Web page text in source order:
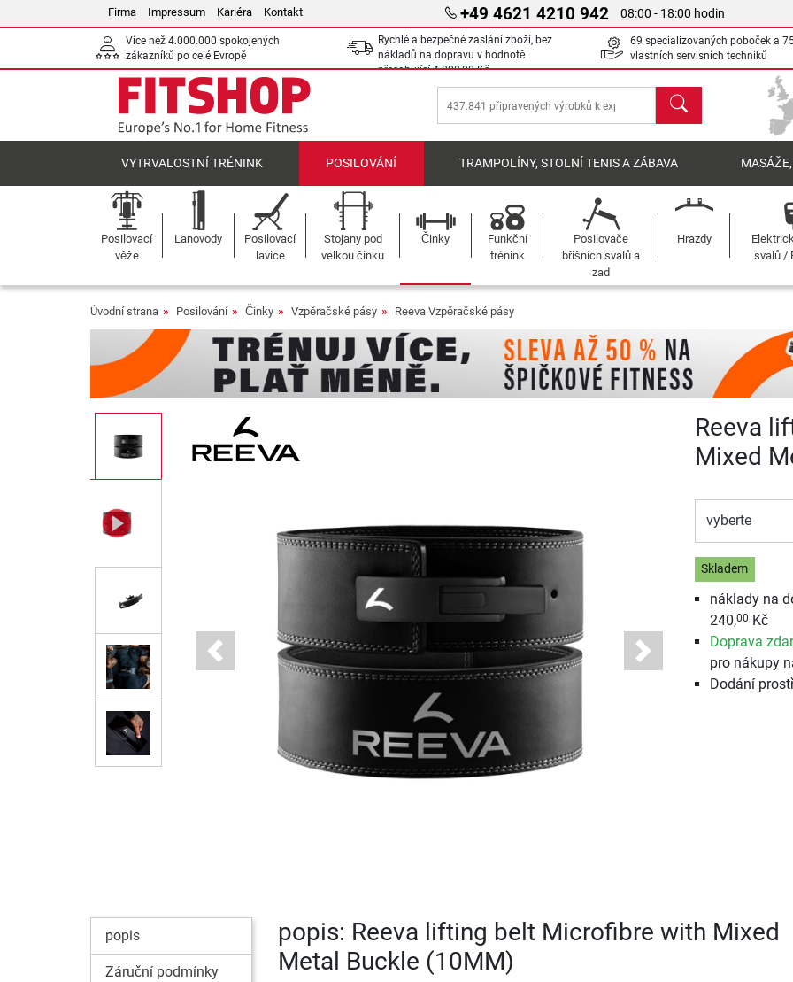
Firma Impressum Kariéra Kontakt +49 4621 4210 942 08:00 - 18:00 hodin
Více než 4.000.000 spokojených
zákazníků po celé Evropě
Rychlé a bezpečné zaslání zboží, bez
nákladů na dopravu v hodnotě
přesahující4 000,00 Kč
69 specializovaných poboček a
vlastních servisních techniků
Hledat
VYTRVALOSTNÍ TRÉNINK POSILOVÁNÍ TRAMPOLÍNY, STOLNÍ TENIS A ZÁBAVA
Posilovací
věže
Lanovody
Posilovací
lavice
Stojany pod
velkou činku
Činky
Funkční
trénink
Posilovače
břišních svalů a
zad
Hrazdy
svalů /
Úvodní strana Posilování Činky Vzpěračské pásy Reeva Vzpěračské pásy
Previous Next
Reeva
Mixed
vyberte
Skladem
náklady na
240,00 Kč
Doprava
pro nákupy
Dodání
popis
Záruční podmínky
popis: Reeva lifting belt Microfibre with Mixed
Metal Buckle (10MM)